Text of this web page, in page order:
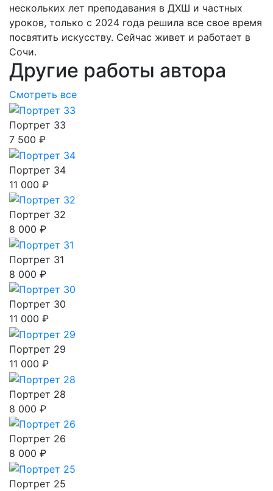
нескольких лет преподавания в ДХШ и частных
уроков, только с 2024 года решила все свое время
посвятить искусству. Сейчас живет и работает в
Сочи.
Другие работы автора
Смотреть все
Портрет 33
7 500 ₽
Портрет 34
11 000 ₽
Портрет 32
8 000 ₽
Портрет 31
8 000 ₽
Портрет 30
11 000 ₽
Портрет 29
11 000 ₽
Портрет 28
8 000 ₽
Портрет 26
8 000 ₽
Портрет 25